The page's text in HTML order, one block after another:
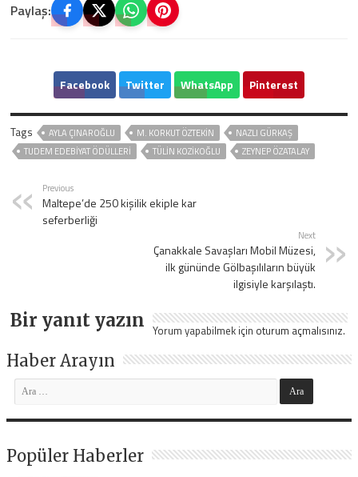
Paylaş:
Facebook Twitter WhatsApp Pinterest
Tags AYLA ÇINAROĞLU M. KORKUT ÖZTEKIN
NAZLI GÜRKAŞ
TUDEM EDEBIYAT ÖDÜLLERI
TÜLIN KOZIKOĞLU ZEYNEP ÖZATALAY
Previous
Maltepe’de 250 kişilik ekiple kar
seferberliği
Next
Çanakkale Savaşları Mobil Müzesi,
ilk gününde Gölbaşılıların büyük
ilgisiyle karşılaştı.
Bir yanıt yazın Yorum yapabilmek için oturum açmalısınız.
Haber Arayın
Popüler Haberler